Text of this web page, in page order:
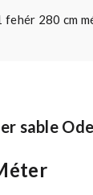
280 cm
sable